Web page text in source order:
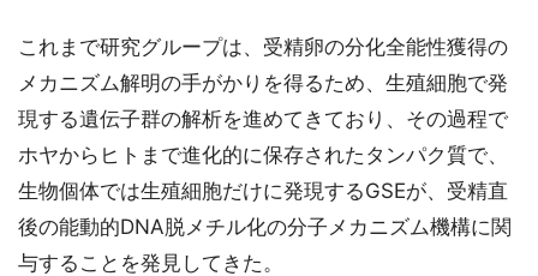
これまで研究グループは、受精卵の分化全能性獲得の
メカニズム解明の手がかりを得るため、生殖細胞で発
現する遺伝子群の解析を進めてきており、その過程で
ホヤからヒトまで進化的に保存されたタンパク質で、
生物個体では生殖細胞だけに発現するGSEが、受精直
後の能動的DNA脱メチル化の分子メカニズム機構に関
与することを発見してきた。